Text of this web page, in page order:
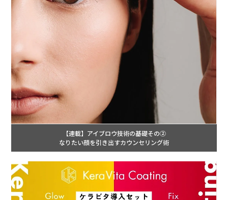
【連載】アイブロウ技術の基礎その②
なりたい顔を引き出すカウンセリング術